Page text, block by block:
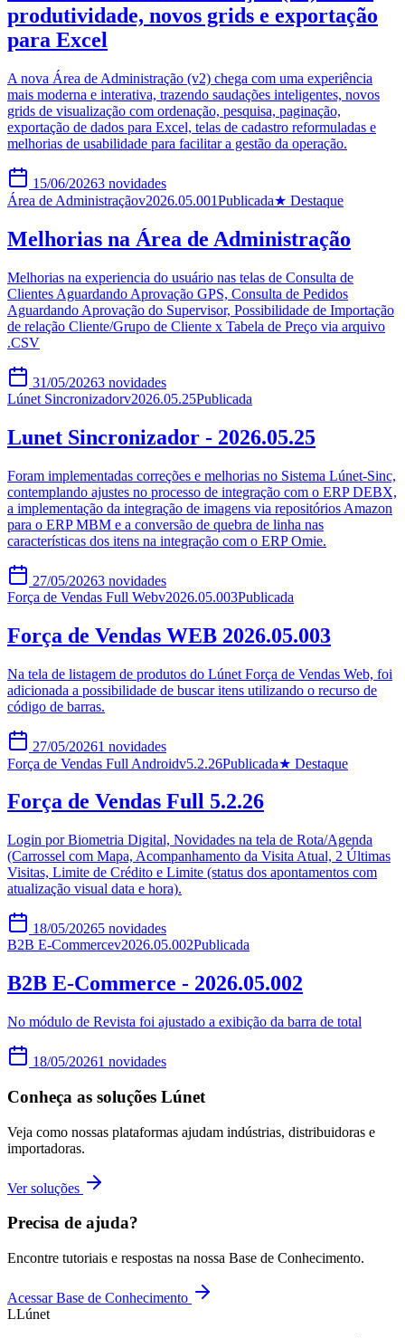
produtividade, novos grids e exportação
para Excel
A nova Área de Administração (v2) chega com uma experiência
mais moderna e interativa, trazendo saudações inteligentes, novos
grids de visualização com ordenação, pesquisa, paginação,
exportação de dados para Excel, telas de cadastro reformuladas e
melhorias de usabilidade para facilitar a gestão da operação.
15/06/20263 novidades
Área de Administraçãov2026.05.001Publicada★ Destaque
Melhorias na Área de Administração
Melhorias na experiencia do usuário nas telas de Consulta de
Clientes Aguardando Aprovação GPS, Consulta de Pedidos
Aguardando Aprovação do Supervisor, Possibilidade de Importação
de relação Cliente/Grupo de Cliente x Tabela de Preço via arquivo
.CSV
31/05/20263 novidades
Lúnet Sincronizadorv2026.05.25Publicada
Lunet Sincronizador - 2026.05.25
Foram implementadas correções e melhorias no Sistema Lúnet-Sinc,
contemplando ajustes no processo de integração com o ERP DEBX,
a implementação da integração de imagens via repositórios Amazon
para o ERP MBM e a conversão de quebra de linha nas
características dos itens na integração com o ERP Omie.
27/05/20263 novidades
Força de Vendas Full Webv2026.05.003Publicada
Força de Vendas WEB 2026.05.003
Na tela de listagem de produtos do Lúnet Força de Vendas Web, foi
adicionada a possibilidade de buscar itens utilizando o recurso de
código de barras.
27/05/20261 novidades
Força de Vendas Full Androidv5.2.26Publicada★ Destaque
Força de Vendas Full 5.2.26
Login por Biometria Digital, Novidades na tela de Rota/Agenda
(Carrossel com Mapa, Acompanhamento da Visita Atual, 2 Últimas
Visitas, Limite de Crédito e Limite (status dos apontamentos com
atualização visual data e hora).
18/05/20265 novidades
B2B E-Commercev2026.05.002Publicada
B2B E-Commerce - 2026.05.002
No módulo de Revista foi ajustado a exibição da barra de total
18/05/20261 novidades
Conheça as soluções Lúnet
Veja como nossas plataformas ajudam indústrias, distribuidoras e
importadoras.
Ver soluções
Precisa de ajuda?
Encontre tutoriais e respostas na nossa Base de Conhecimento.
Acessar Base de Conhecimento
LLúnet